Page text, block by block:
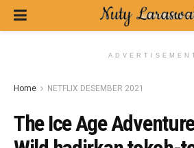
Home NETFLIX DESEMBER 2021
The Ice Age